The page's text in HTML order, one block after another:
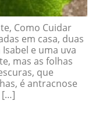
Como Cuidar
em casa, duas
e uma uva
mas as folhas
que
é antracnose
[…]